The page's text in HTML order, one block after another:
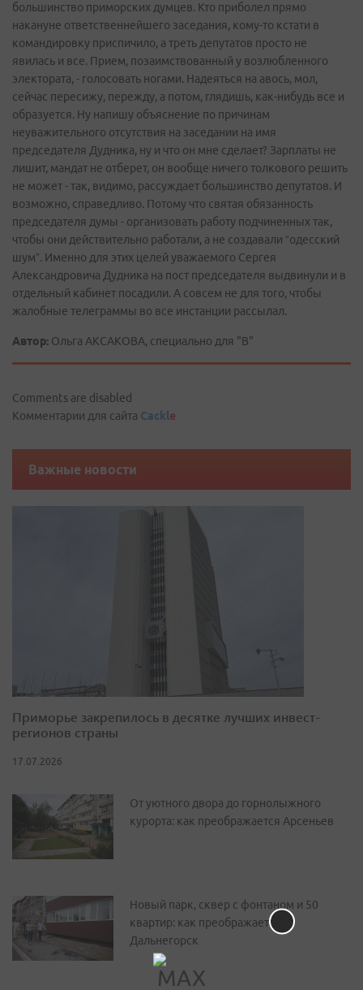
большинство приморских думцев. Кто приболел прямо
накануне ответственнейшего заседания, кому-то кстати в
командировку приспичило, а треть депутатов просто не
явилась и все. Прием, позаимствованный у возлюбленного
электората, - голосовать ногами. Надеяться на авось, мол,
сейчас пересижу, пережду, а потом, глядишь, как-нибудь все и
образуется. Ну напишу объяснение по причинам
неуважительного отсутствия на заседании на имя
председателя Дудника, ну и что он мне сделает? Зарплаты не
лишит, мандат не отберет, он вообще ничего толкового решить
не может - так, видимо, рассуждает большинство депутатов. И
возможно, справедливо. Потому что святая обязанность
председателя думы - организовать работу подчиненных так,
чтобы они действительно работали, а не создавали “одесский
шум”. Именно для этих целей уважаемого Сергея
Александровича Дудника на пост председателя выдвинули и в
отдельный кабинет посадили. А совсем не для того, чтобы
жалобные телеграммы во все инстанции рассылал.
Автор: Ольга АКСАКОВА, специально для "В"
Comments are disabled
Комментарии для сайта Cackle
Важные новости
Приморье закрепилось в десятке лучших инвест-
регионов страны
17.07.2026
От уютного двора до горнолыжного
курорта: как преображается Арсеньев
Новый парк, сквер с фонтаном и 50
квартир: как преображается
Дальнегорск